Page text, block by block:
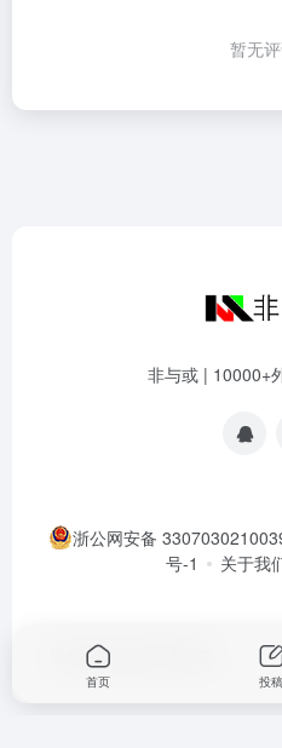
暂无
非与或 | 10000+
浙公网安备
号-1
关于我
Copyright © 2026
首页 投稿